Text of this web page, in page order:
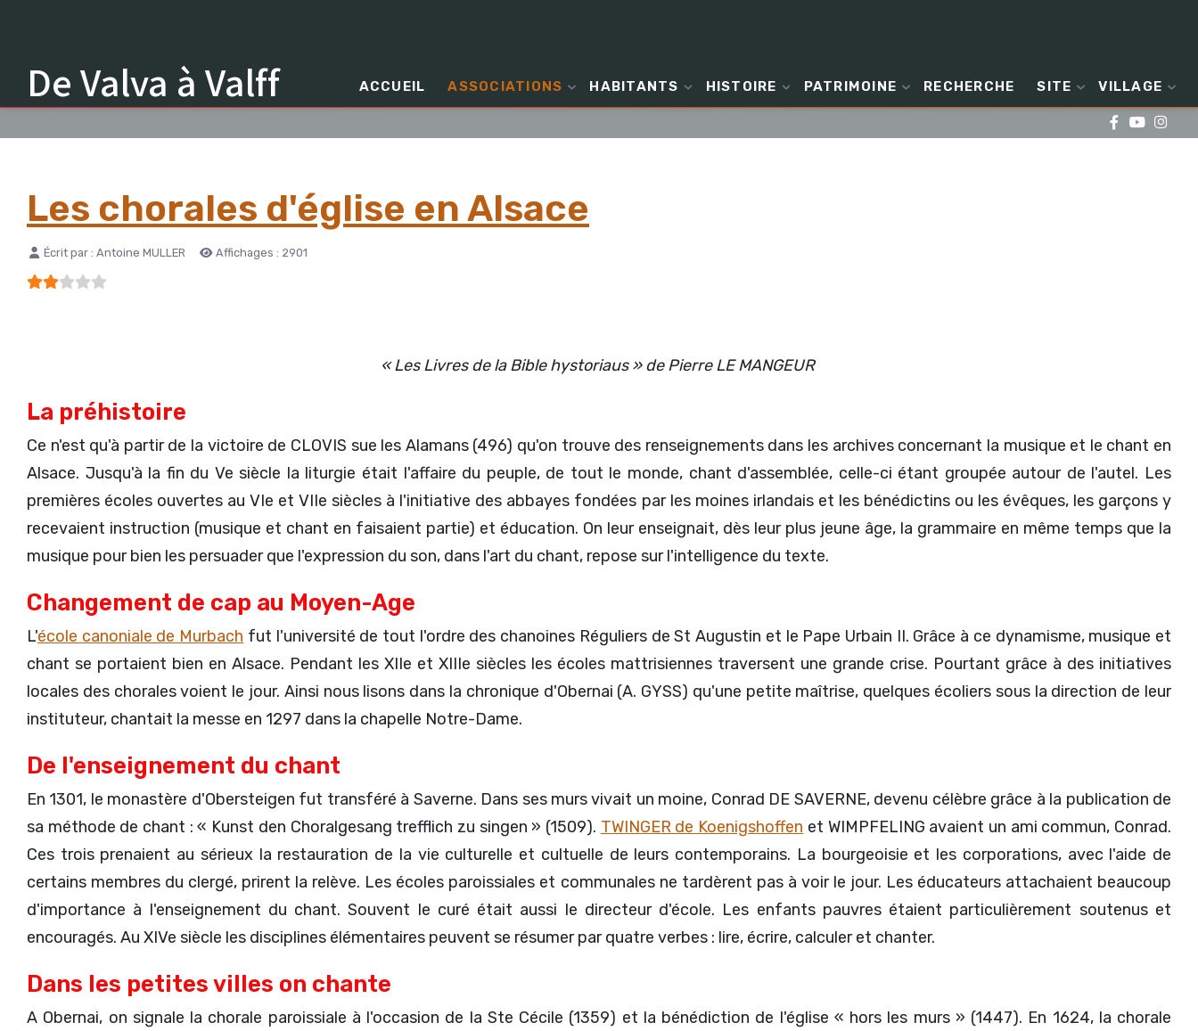
De Valva à Valff ACCUEIL ASSOCIATIONS HABITANTS HISTOIRE PATRIMOINE RECHERCHE SITE VILLAGE
Les chorales d'église en Alsace
Détails
Écrit par : Antoine MULLER Affichages : 2901
Vote utilisateur:
« Les Livres de la Bible hystoriaus » de Pierre LE MANGEUR
La préhistoire
Ce n'est qu'à partir de la victoire de CLOVIS sue les Alamans (496) qu'on trouve des renseignements dans les archives concernant la musique et le chant en
Alsace. Jusqu'à la fin du Ve siècle la liturgie était l'affaire du peuple, de tout le monde, chant d'assemblée, celle-ci étant groupée autour de l'autel. Les
premières écoles ouvertes au VIe et VIIe siècles à l'initiative des abbayes fondées par les moines irlandais et les bénédictins ou les évêques, les garçons y
recevaient instruction (musique et chant en faisaient partie) et éducation. On leur enseignait, dès leur plus jeune âge, la grammaire en même temps que la
musique pour bien les persuader que l'expression du son, dans l'art du chant, repose sur l'intelligence du texte.
Changement de cap au Moyen-Age
L'école canoniale de Murbach fut l'université de tout l'ordre des chanoines Réguliers de St Augustin et le Pape Urbain II. Grâce à ce dynamisme, musique et
chant se portaient bien en Alsace. Pendant les XIIe et XIIIe siècles les écoles mattrisiennes traversent une grande crise. Pourtant grâce à des initiatives
locales des chorales voient le jour. Ainsi nous lisons dans la chronique d'Obernai (A. GYSS) qu'une petite maîtrise, quelques écoliers sous la direction de leur
instituteur, chantait la messe en 1297 dans la chapelle Notre-Dame.
De l'enseignement du chant
En 1301, le monastère d'Obersteigen fut transféré à Saverne. Dans ses murs vivait un moine, Conrad DE SAVERNE, devenu célèbre grâce à la publication de
sa méthode de chant : « Kunst den Choralgesang trefflich zu singen » (1509). TWINGER de Koenigshoffen et WIMPFELING avaient un ami commun, Conrad.
Ces trois prenaient au sérieux la restauration de la vie culturelle et cultuelle de leurs contemporains. La bourgeoisie et les corporations, avec l'aide de
certains membres du clergé, prirent la relève. Les écoles paroissiales et communales ne tardèrent pas à voir le jour. Les éducateurs attachaient beaucoup
d'importance à l'enseignement du chant. Souvent le curé était aussi le directeur d'école. Les enfants pauvres étaient particulièrement soutenus et
encouragés. Au XIVe siècle les disciplines élémentaires peuvent se résumer par quatre verbes : lire, écrire, calculer et chanter.
Dans les petites villes on chante
A Obernai, on signale la chorale paroissiale à l'occasion de la Ste Cécile (1359) et la bénédiction de l'église « hors les murs » (1447). En 1624, la chorale